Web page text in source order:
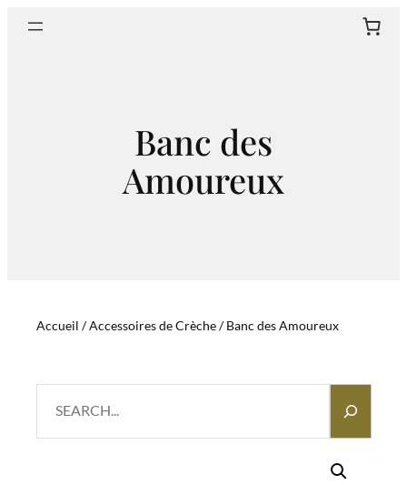
Aller
Banc des
Amoureux
Accueil /Accessoires de Crèche/ Banc des Amoureux